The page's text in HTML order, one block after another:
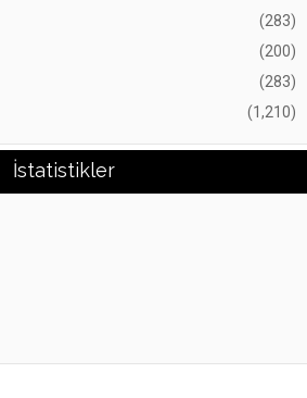
(283)
(200)
(283)
(1,210)
İstatistikler